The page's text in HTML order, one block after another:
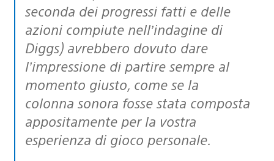
seconda dei progressi fatti e delle
azioni compiute nell’indagine di
Diggs) avrebbero dovuto dare
l’impressione di partire sempre al
momento giusto, come se la
colonna sonora fosse stata composta
appositamente per la vostra
esperienza di gioco personale.